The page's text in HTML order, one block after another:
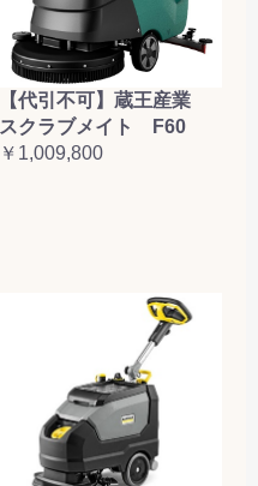
【代引不可】蔵王産業
スクラブメイト F60
￥1,009,800